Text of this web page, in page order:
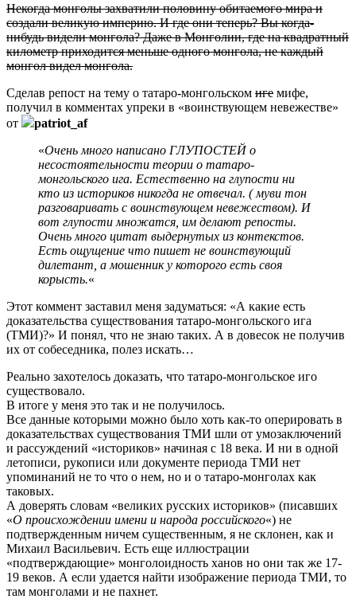
Некогда монголы захватили половину обитаемого мира и
создали великую империю. И где они теперь? Вы когда-
нибудь видели монгола? Даже в Монголии, где на квадратный
километр приходится меньше одного монгола, не каждый
монгол видел монгола.
Сделав репост на тему о татаро-монгольском иге мифе,
получил в комментах упреки в «воинствующем невежестве»
от
patriot_af
«Очень много написано ГЛУПОСТЕЙ о
несостоятельности теории о татаро-
монгольского ига. Естественно на глупости ни
кто из историков никогда не отвечал. ( муви тон
разговаривать с воинствующем невежеством). И
вот глупости множатся, им делают репосты.
Очень много цитат выдернутых из контекстов.
Есть ощущение что пишет не воинствующий
дилетант, а мошенник у которого есть своя
корысть.«
Этот коммент заставил меня задуматься: «А какие есть
доказательства существования татаро-монгольского ига
(ТМИ)?» И понял, что не знаю таких. А в довесок не получив
их от собеседника, полез искать…
Реально захотелось доказать, что татаро-монгольское иго
существовало.
В итоге у меня это так и не получилось.
Все данные которыми можно было хоть как-то оперировать в
доказательствах существования ТМИ шли от умозаключений
и рассуждений «историков» начиная с 18 века. И ни в одной
летописи, рукописи или документе периода ТМИ нет
упоминаний не то что о нем, но и о татаро-монголах как
таковых.
А доверять словам «великих русских историков» (писавших
«О происхождении имени и народа российского«) не
подтвержденным ничем существенным, я не склонен, как и
Михаил Васильевич. Есть еще иллюстрации
«подтверждающие» монголоидность ханов но они так же 17-
19 веков. А если удается найти изображение периода ТМИ, то
там монголами и не пахнет.